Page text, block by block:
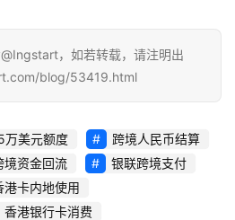
，如若转载，请注明出
blog/53419.html
万美元额度
跨境人民币结算
境资金回流
银联跨境支付
港卡内地使用
香港银行卡消费